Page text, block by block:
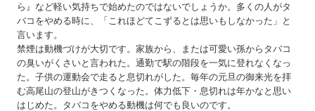
ら』など軽い気持ちで始めたのではないでしょうか。多くの人がタ
バコをやめる時に、「これほどてこずるとは思いもしなかった」と
言います。
禁煙は動機づけが大切です。家族から、または可愛い孫からタバコ
の臭いがくさいと言われた。通勤で駅の階段を一気に登れなくなっ
た。子供の運動会で走ると息切れがした。毎年の元旦の御来光を拝
む高尾山の登山がきつくなった。体力低下・息切れは年かなと思い
はじめた。タバコをやめる動機は何でも良いのです。